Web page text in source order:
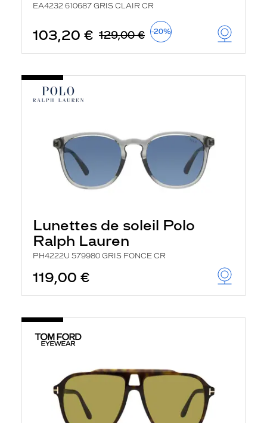
EA4232 610687 GRIS CLAIR CR
103,20 € 129,00 € -20%
Lunettes de soleil Polo
Ralph Lauren
PH4222U 579980 GRIS FONCE CR
119,00 €